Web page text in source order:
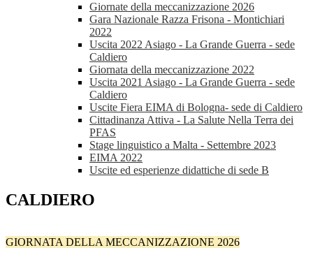
Giornate della meccanizzazione 2026
Gara Nazionale Razza Frisona - Montichiari
2022
Uscita 2022 Asiago - La Grande Guerra - sede
Caldiero
Giornata della meccanizzazione 2022
Uscita 2021 Asiago - La Grande Guerra - sede
Caldiero
Uscite Fiera EIMA di Bologna- sede di Caldiero
Cittadinanza Attiva - La Salute Nella Terra dei
PFAS
Stage linguistico a Malta - Settembre 2023
EIMA 2022
Uscite ed esperienze didattiche di sede B
CALDIERO
GIORNATA DELLA MECCANIZZAZIONE 2026